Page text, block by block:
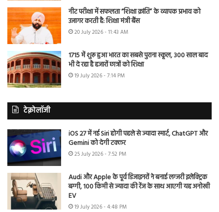
नीट परीक्षा में सफलता “शिक्षा क्रांति” के व्यापक प्रभाव को
उजागर करती है: शिक्षा मंत्री बैंस
20 July 2026 - 11:43 AM
1715 में शुरू हुआ भारत का सबसे पुराना स्कूल, 300 साल बाद
भी दे रहा है हजारों छात्रों को शिक्षा
19 July 2026 - 7:14 PM
टेक्नोलॉजी
iOS 27 में नई Siri होगी पहले से ज्यादा स्मार्ट, ChatGPT और
Gemini को देगी टक्कर
25 July 2026 - 7:52 PM
Audi और Apple के पूर्व डिजाइनरों ने बनाई लग्जरी इलेक्ट्रिक
बग्गी, 100 किमी से ज्यादा की रेंज के साथ आएगी यह अनोखी
EV
19 July 2026 - 4:48 PM